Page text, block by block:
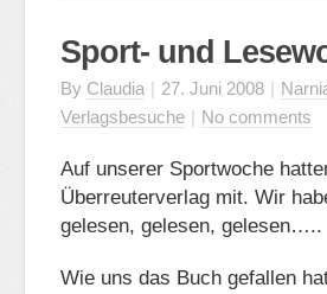
Sport- und
By Claudia | 27. Juni 2008 |
Verlagsbesuche | No comments
Auf unserer Sportwoche
Überreuterverlag mit. Wir
gelesen, gelesen, gelesen…..
Wie uns das Buch gefallen